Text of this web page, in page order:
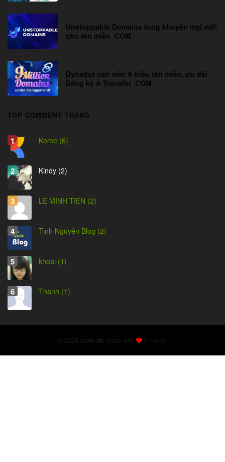
Unstoppable Domains tung khuyến mại mới
cho tên miền .COM
Dynadot cán mốc 9 triệu tên miền, ưu đãi
Đăng ký & Transfer .COM
TOP COMMENT THÁNG
Kome (6)
Kindy (2)
LE MINH TIEN (2)
Tịnh Nguyễn Blog (2)
khoai (1)
Thanh (1)
© 2026 Canh Me Made with in Hanoi